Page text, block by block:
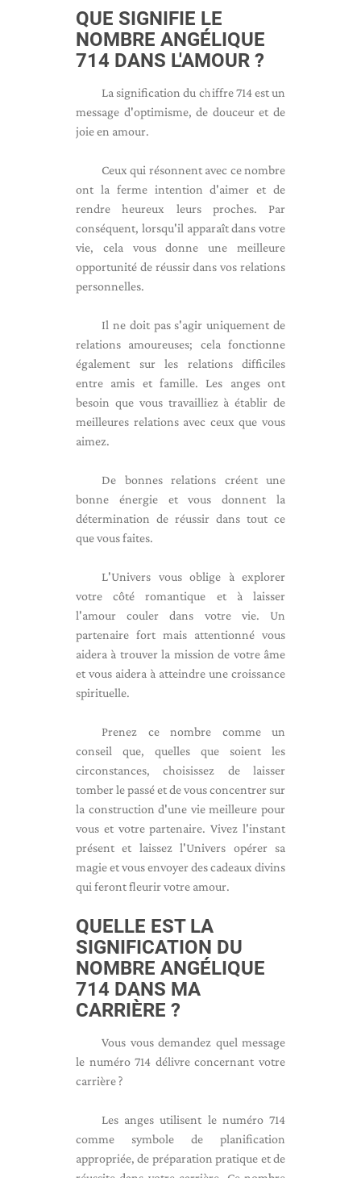
QUE SIGNIFIE LE
NOMBRE ANGÉLIQUE
714 DANS L'AMOUR ?
La signification du chiffre 714 est un
message d'optimisme, de douceur et de
joie en amour.
Ceux qui résonnent avec ce nombre
ont la ferme intention d'aimer et de
rendre heureux leurs proches. Par
conséquent, lorsqu'il apparaît dans votre
vie, cela vous donne une meilleure
opportunité de réussir dans vos relations
personnelles.
Il ne doit pas s'agir uniquement de
relations amoureuses; cela fonctionne
également sur les relations difficiles
entre amis et famille. Les anges ont
besoin que vous travailliez à établir de
meilleures relations avec ceux que vous
aimez.
De bonnes relations créent une
bonne énergie et vous donnent la
détermination de réussir dans tout ce
que vous faites.
L'Univers vous oblige à explorer
votre côté romantique et à laisser
l'amour couler dans votre vie. Un
partenaire fort mais attentionné vous
aidera à trouver la mission de votre âme
et vous aidera à atteindre une croissance
spirituelle.
Prenez ce nombre comme un
conseil que, quelles que soient les
circonstances, choisissez de laisser
tomber le passé et de vous concentrer sur
la construction d'une vie meilleure pour
vous et votre partenaire. Vivez l'instant
présent et laissez l'Univers opérer sa
magie et vous envoyer des cadeaux divins
qui feront fleurir votre amour.
QUELLE EST LA
SIGNIFICATION DU
NOMBRE ANGÉLIQUE
714 DANS MA
CARRIÈRE ?
Vous vous demandez quel message
le numéro 714 délivre concernant votre
carrière ?
Les anges utilisent le numéro 714
comme symbole de planification
appropriée, de préparation pratique et de